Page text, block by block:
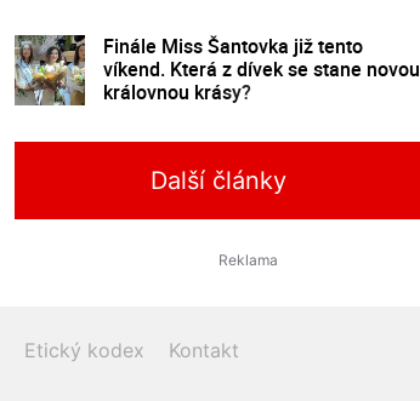
Finále Miss Šantovka již tento
víkend. Která z dívek se stane novou
královnou krásy?
Další články
Etický kodex Kontakt